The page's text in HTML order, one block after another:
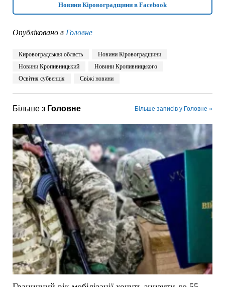
Новини Кіровоградщини в Facebook
Опубліковано в Головне
Кировоградськая область
Новини Кіровоградщини
Новини Кропивницький
Новини Кропивницького
Освітня субвенція
Свіжі новини
Більше з Головне Більше записів у Головне »